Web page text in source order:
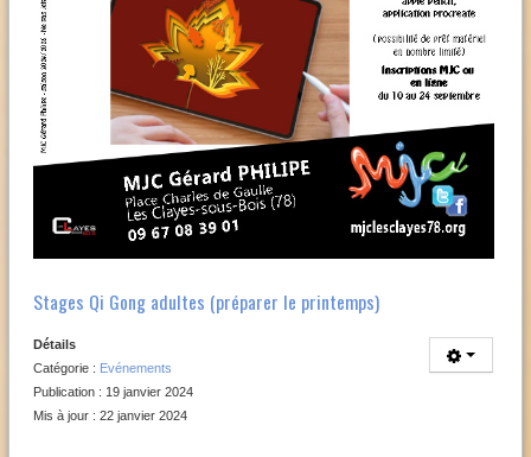
Stages Qi Gong adultes (préparer le printemps)
Détails
Catégorie : Evénements
Publication : 19 janvier 2024
Mis à jour : 22 janvier 2024